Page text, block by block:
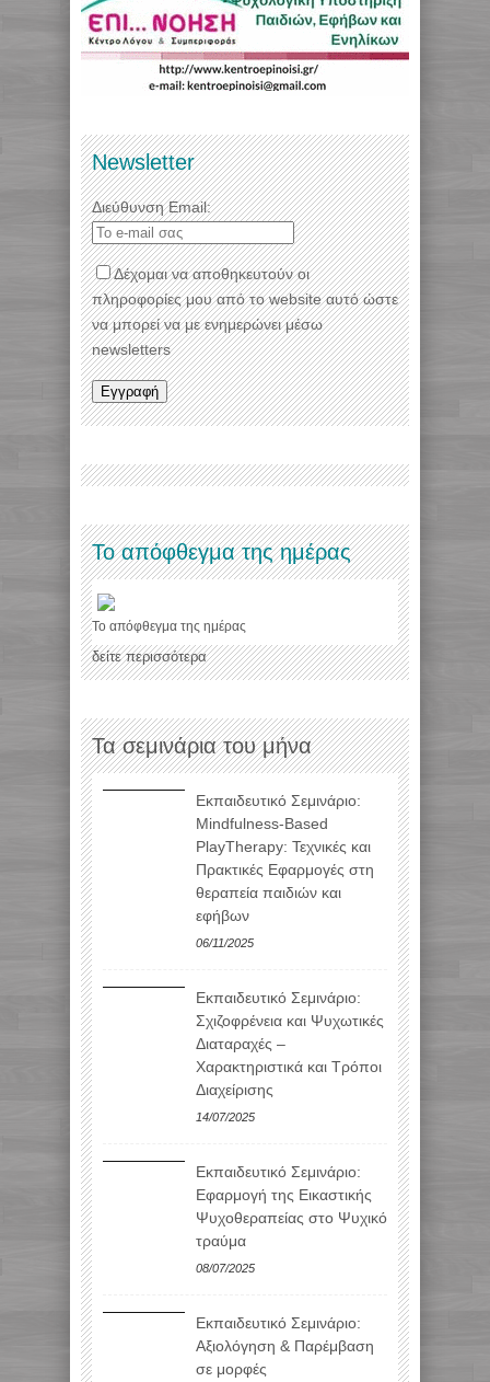
Newsletter
Διεύθυνση Email:
Δέχομαι να αποθηκευτούν οι
πληροφορίες μου από το website αυτό ώστε
να μπορεί να με ενημερώνει μέσω
newsletters
Το απόφθεγμα της ημέρας
Το απόφθεγμα της ημέρας
δείτε περισσότερα
Τα σεμινάρια του μήνα
Εκπαιδευτικό Σεμινάριο:
Mindfulness-Based
PlayTherapy: Τεχνικές και
Πρακτικές Εφαρμογές στη
θεραπεία παιδιών και
εφήβων
06/11/2025
Εκπαιδευτικό Σεμινάριο:
Σχιζοφρένεια και Ψυχωτικές
Διαταραχές –
Χαρακτηριστικά και Τρόποι
Διαχείρισης
14/07/2025
Εκπαιδευτικό Σεμινάριο:
Εφαρμογή της Εικαστικής
Ψυχοθεραπείας στο Ψυχικό
τραύμα
08/07/2025
Εκπαιδευτικό Σεμινάριο:
Αξιολόγηση & Παρέμβαση
σε μορφές